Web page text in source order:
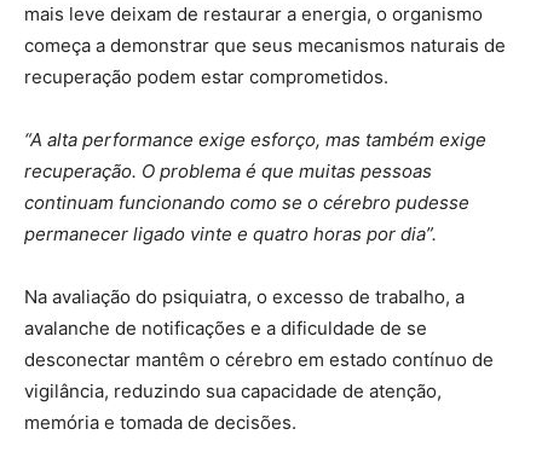
mais leve deixam de restaurar a energia, o organismo
começa a demonstrar que seus mecanismos naturais de
recuperação podem estar comprometidos.
“A alta performance exige esforço, mas também exige
recuperação. O problema é que muitas pessoas
continuam funcionando como se o cérebro pudesse
permanecer ligado vinte e quatro horas por dia”.
Na avaliação do psiquiatra, o excesso de trabalho, a
avalanche de notificações e a dificuldade de se
desconectar mantêm o cérebro em estado contínuo de
vigilância, reduzindo sua capacidade de atenção,
memória e tomada de decisões.